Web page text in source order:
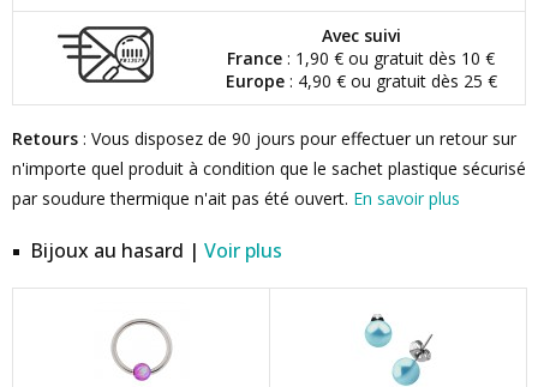
Avec suivi
France : 1,90 € ou gratuit dès 10 €
Europe: 4,90 € ou gratuit dès 25 €
Retours : Vous disposez de 90 jours pour effectuer un retour sur
n'importe quel produit à condition que le sachet plastique sécurisé
par soudure thermique n'ait pas été ouvert. En savoir plus
Bijoux au hasard | Voir plus